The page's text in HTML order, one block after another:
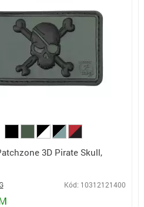
3D Pirate Skull,
Kód: 10312121400